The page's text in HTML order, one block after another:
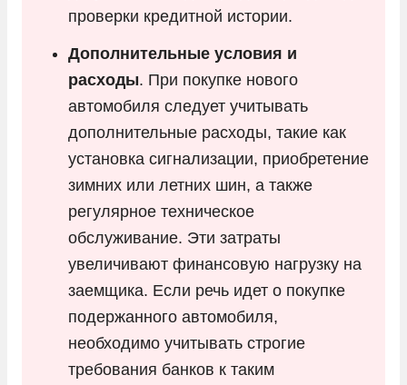
проверки кредитной истории.
Дополнительные условия и
расходы. При покупке нового
автомобиля следует учитывать
дополнительные расходы, такие как
установка сигнализации, приобретение
зимних или летних шин, а также
регулярное техническое
обслуживание. Эти затраты
увеличивают финансовую нагрузку на
заемщика. Если речь идет о покупке
подержанного автомобиля,
необходимо учитывать строгие
требования банков к таким